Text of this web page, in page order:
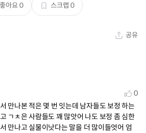
좋아요0 스크랩 0
공유
0
만나본 적은 몇 번 잇는데 남자들도 보정 하는
ㄱㅊ은 사람들도 꽤 많앗어 나도 보정 좀 심한
만나고 실물이낫다는 말을 더 많이들엇어 엄